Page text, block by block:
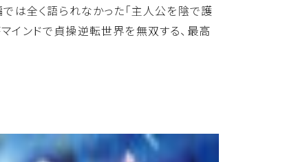
は全く語られなかった「主人公を陰で護
インドで貞操逆転世界を無双する、最高